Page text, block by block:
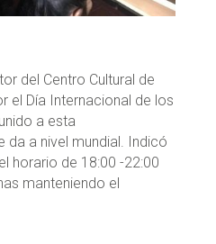
del Centro Cultural de
el Día Internacional de los
a esta
a nivel mundial. Indicó
horario de 18:00 -22:00
manteniendo el